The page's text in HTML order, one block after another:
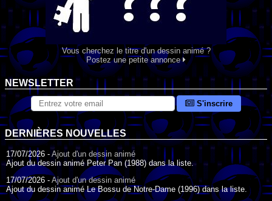
Vous cherchez le titre d'un dessin animé ?
Postez une petite annonce
NEWSLETTER
S'inscrire
DERNIÈRES NOUVELLES
17/07/2026 - Ajout d'un dessin animé
Ajout du dessin animé Peter Pan (1988) dans la liste.
17/07/2026 - Ajout d'un dessin animé
Ajout du dessin animé Le Bossu de Notre-Dame (1996) dans la liste.